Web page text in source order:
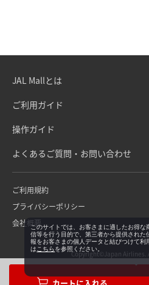
JAL Mallとは
ご利用ガイド
操作ガイド
よくあるご質問・お問い合わせ
ご利用規約
プライバシーポリシー
会社概要
Copyright©Japan Airlines.
このサイトでは、お客さまに適したお得
信等を行う目的で、第三者から提供された
報をお客さまの個人データと結びつけて利
は こちらを参照ください。